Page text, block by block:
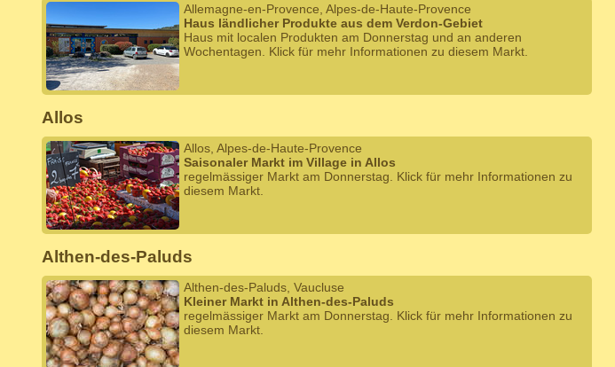
Allemagne-en-Provence, Alpes-de-Haute-Provence
Haus ländlicher Produkte aus dem Verdon-Gebiet
Haus mit localen Produkten am Donnerstag und an anderen
Wochentagen. Klick für mehr Informationen zu diesem Markt.
Allos
Allos, Alpes-de-Haute-Provence
Saisonaler Markt im Village in Allos
regelmässiger Markt am Donnerstag. Klick für mehr Informationen zu
diesem Markt.
Althen-des-Paluds
Althen-des-Paluds, Vaucluse
Kleiner Markt in Althen-des-Paluds
regelmässiger Markt am Donnerstag. Klick für mehr Informationen zu
diesem Markt.